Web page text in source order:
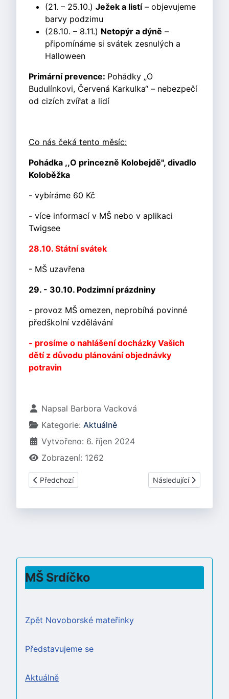
(21. – 25.10.) Ježek a listí– objevujeme
barvy podzimu
(28.10. – 8.11.) Netopýr a dýně –
připomínáme si svátek zesnulých a
Halloween
Primární prevence: Pohádky „O
Budulínkovi, Červená Karkulka“ – nebezpečí
od cizích zvířat a lidí
Co nás čeká tento měsíc:
Pohádka ,,O princezně Kolobejdě", divadlo
Koloběžka
- vybíráme 60 Kč
- více informací v MŠ nebo v aplikaci
Twigsee
28.10. Státní svátek
- MŠ uzavřena
29. - 30.10. Podzimní prázdniny
- provoz MŠ omezen, neprobíhá povinné
předškolní vzdělávání
- prosíme o nahlášení docházky Vašich
dětí z důvodu plánování objednávky
potravin
Základní údaje
Napsal Barbora Vacková
Kategorie: Aktuálně
Vytvořeno: 6. říjen 2024
Zobrazení: 1262
Předchozí článek: PROGRAM NA MĚSÍC LISTOPAD 2024
Předchozí Další článek:
Následující
MŠ Srdíčko
Zpět Novoborské mateřinky
Představujeme se
Aktuálně